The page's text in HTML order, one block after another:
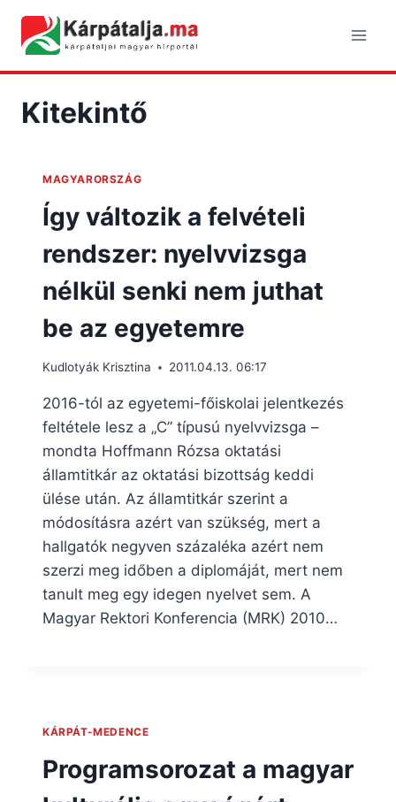
content
Kitekintő
MAGYARORSZÁG
Így változik a felvételi
rendszer: nyelvvizsga
nélkül senki nem juthat
be az egyetemre
Kudlotyák Krisztina 2011.04.13. 06:17
2016-tól az egyetemi-főiskolai jelentkezés
feltétele lesz a „C” típusú nyelvvizsga –
mondta Hoffmann Rózsa oktatási
államtitkár az oktatási bizottság keddi
ülése után. Az államtitkár szerint a
módosításra azért van szükség, mert a
hallgatók negyven százaléka azért nem
szerzi meg időben a diplomáját, mert nem
tanult meg egy idegen nyelvet sem. A
Magyar Rektori Konferencia (MRK) 2010…
KÁRPÁT-MEDENCE
Programsorozat a magyar